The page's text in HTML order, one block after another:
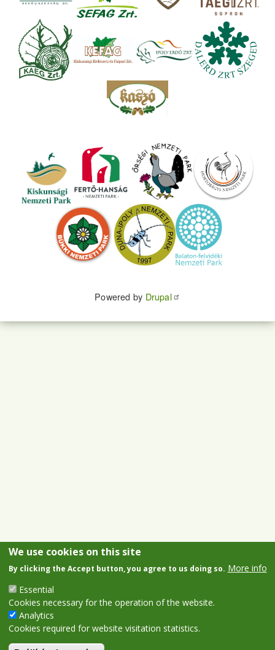
Powered by Drupal
We use cookies on this site
By clicking the Accept button, you agree to us doing so. More info
Essential
Cookies necessary for the operation of the website.
Analytics
Cookies required for website visitation statistics.